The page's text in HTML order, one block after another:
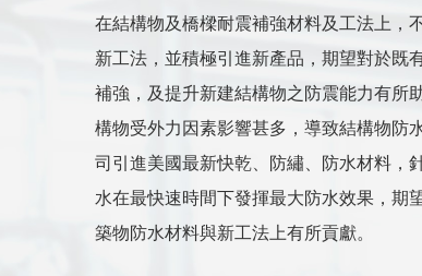
在結構物及橋樑耐震補強材料及工法上，
新工法，並積極引進新產品，期望對於既
補強，及提升新建結構物之防震能力有所
構物受外力因素影響甚多，導致結構物防
司引進美國最新快乾、防繡、防水材料，
水在最快速時間下發揮最大防水效果，期
築物防水材料與新工法上有所貢獻。